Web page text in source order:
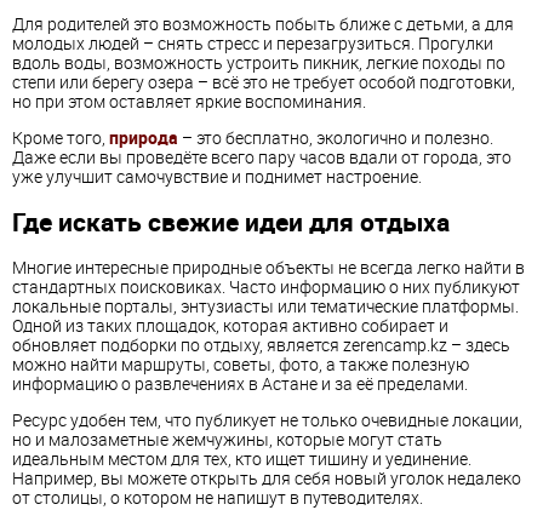
Для родителей это возможность побыть ближе с детьми, а для
молодых людей – снять стресс и перезагрузиться. Прогулки
вдоль воды, возможность устроить пикник, легкие походы по
степи или берегу озера – всё это не требует особой подготовки,
но при этом оставляет яркие воспоминания.
Кроме того, природа – это бесплатно, экологично и полезно.
Даже если вы проведёте всего пару часов вдали от города, это
уже улучшит самочувствие и поднимет настроение.
Где искать свежие идеи для отдыха
Многие интересные природные объекты не всегда легко найти в
стандартных поисковиках. Часто информацию о них публикуют
локальные порталы, энтузиасты или тематические платформы.
Одной из таких площадок, которая активно собирает и
обновляет подборки по отдыху, является zerencamp.kz – здесь
можно найти маршруты, советы, фото, а также полезную
информацию о развлечениях в Астане и за её пределами.
Ресурс удобен тем, что публикует не только очевидные локации,
но и малозаметные жемчужины, которые могут стать
идеальным местом для тех, кто ищет тишину и уединение.
Например, вы можете открыть для себя новый уголок недалеко
от столицы, о котором не напишут в путеводителях.